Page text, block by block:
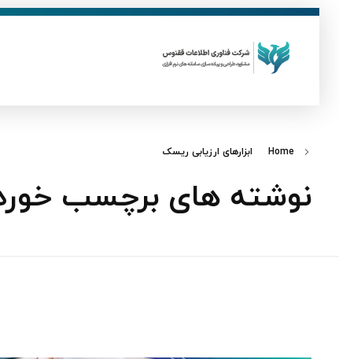
Home ابزارهای ارزیابی ریسک
نوشته های برچسب